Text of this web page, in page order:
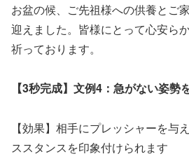
お盆の候、ご先祖様への供養とご
迎えました。皆様にとって心安ら
祈っております。
【3秒完成】文例4：急がない姿勢
【効果】相手にプレッシャーを与
ススタンスを印象付けられます